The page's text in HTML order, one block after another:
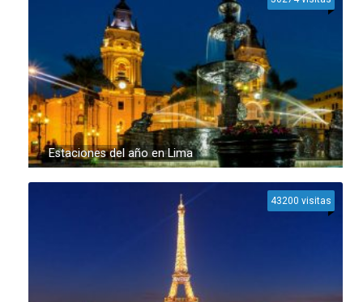
Estaciones del año en Lima
43200 visitas